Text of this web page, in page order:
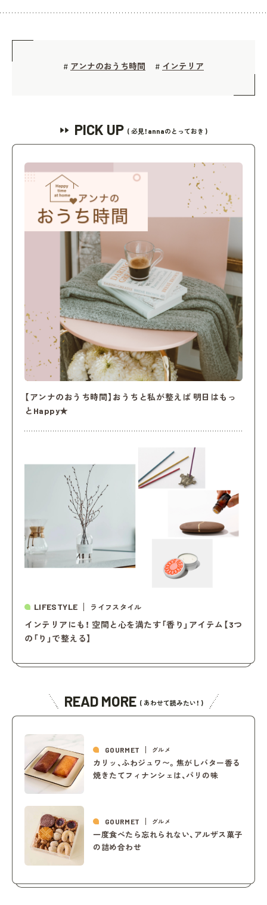
# アンナのおうち時間 # インテリア
PICK UP ( 必見！annaのとっておき )
【アンナのおうち時間】おうちと私が整えば 明日はもっ
とHappy★
LIFESTYLE ライフスタイル
インテリアにも！ 空間と心を満たす「香り」アイテム【3つ
の「り」で整える】
READ MORE ( あわせて読みたい！ )
GOURMET グルメ
カリッ、ふわジュワ〜。焦がしバター香る
焼きたてフィナンシェは、パリの味
GOURMET グルメ
一度食べたら忘れられない、アルザス菓子
の詰め合わせ